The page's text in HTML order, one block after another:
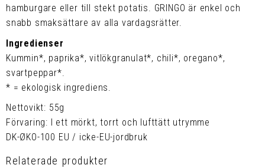
hamburgare eller till stekt potatis. GRINGO är enkel och
snabb smaksättare av alla vardagsrätter.
Ingredienser
Kummin*, paprika*, vitlökgranulat*, chili*, oregano*,
svartpeppar*.
* = ekologisk ingrediens.
Nettovikt: 55g
Förvaring: I ett mörkt, torrt och lufttätt utrymme
DK-ØKO-100 EU / icke-EU-jordbruk
Relaterade produkter